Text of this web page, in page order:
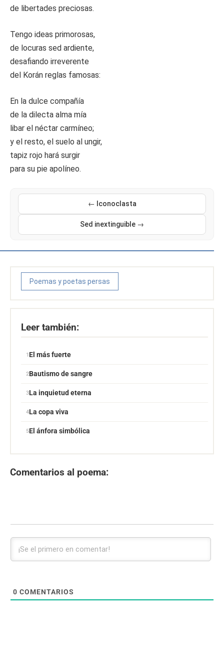
de libertades preciosas.
Tengo ideas primorosas,
de locuras sed ardiente,
desafiando irreverente
del Korán reglas famosas:
En la dulce compañía
de la dilecta alma mía
libar el néctar carmíneo;
y el resto, el suelo al ungir,
tapiz rojo hará surgir
para su pie apolíneo.
← Iconoclasta
Sed inextinguible →
Poemas y poetas persas
Leer también:
El más fuerte
Bautismo de sangre
La inquietud eterna
La copa viva
El ánfora simbólica
Comentarios al poema:
0 COMENTARIOS